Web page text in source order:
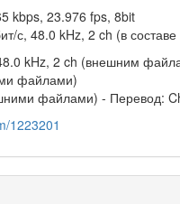
kbps, 23.976 fps, 8bit
с, 48.0 kHz, 2 ch (в составе
kHz, 2 ch (внешним
файлами)
файлами) - Перевод:
1223201